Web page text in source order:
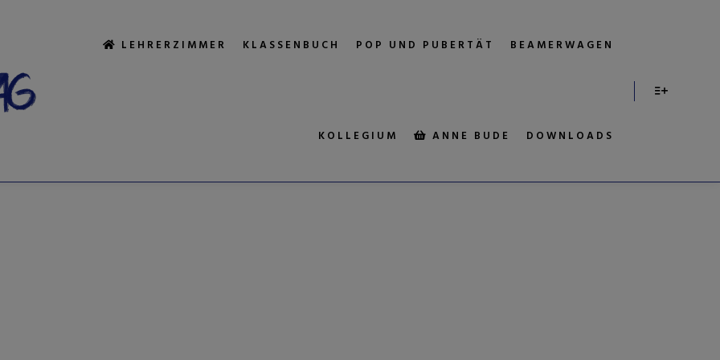
LEHRERZIMMER KLASSENBUCH POP UND PUBERTÄT BEAMERWAGEN
KOLLEGIUM ANNE BUDE DOWNLOADS
SYLT